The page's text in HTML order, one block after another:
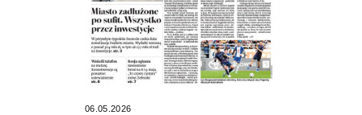
06.05.2026